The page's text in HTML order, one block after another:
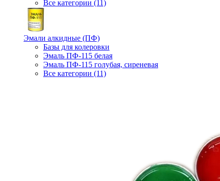
Все категории (11)
Эмали алкидные (ПФ)
Базы для колеровки
Эмаль ПФ-115 белая
Эмаль ПФ-115 голубая, сиреневая
Все категории (11)